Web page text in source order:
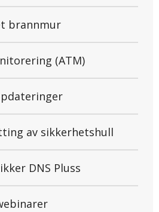
brannmur
(ATM)
av sikkerhetshull
DNS Pluss